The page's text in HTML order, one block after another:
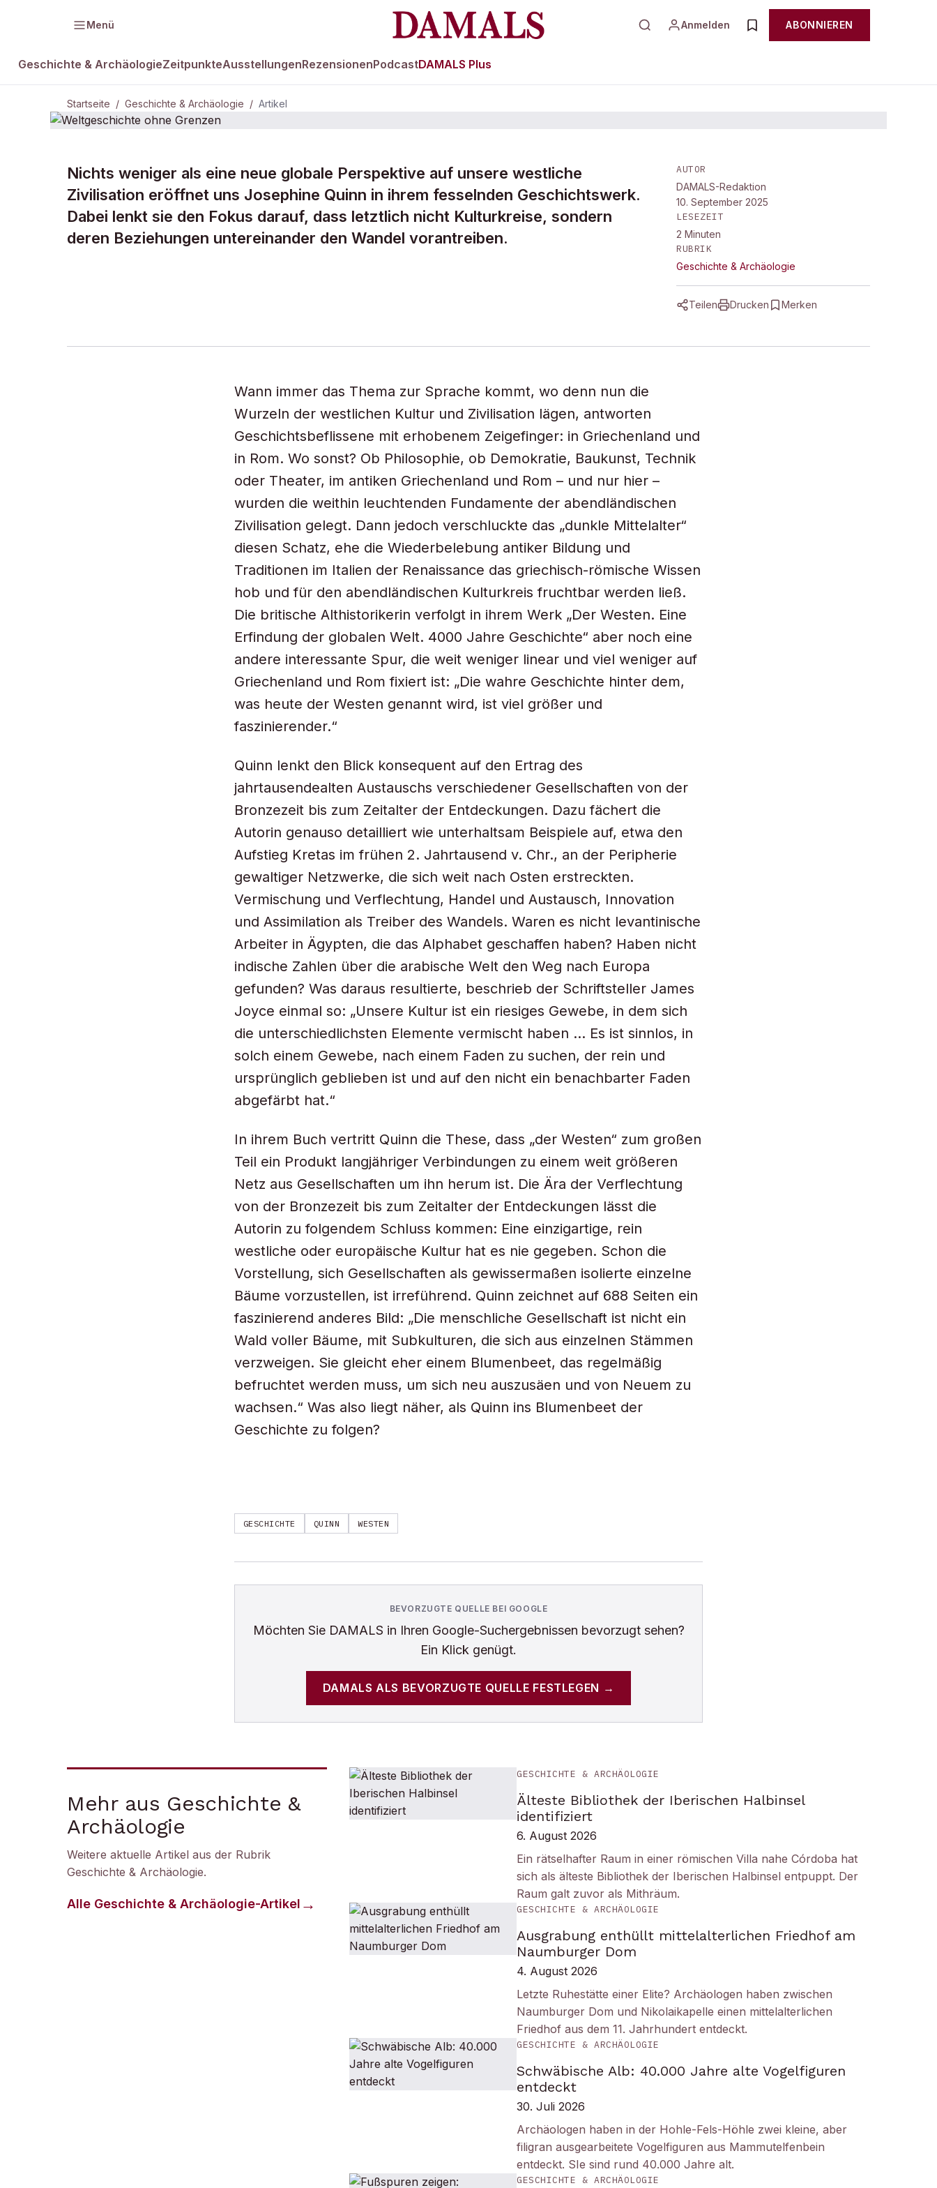
Menü Anmelden ABONNIEREN
Geschichte & ArchäologieZeitpunkteAusstellungenRezensionenPodcastDAMALS Plus
Startseite / Geschichte & Archäologie / Artikel
GESCHICHTE & ARCHÄOLOGIE
Weltgeschichte ohne
Grenzen
Nichts weniger als eine neue globale Perspektive auf unsere westliche
Zivilisation eröffnet uns Josephine Quinn in ihrem fesselnden Geschichtswerk.
Dabei lenkt sie den Fokus darauf, dass letztlich nicht Kulturkreise, sondern
deren Beziehungen untereinander den Wandel vorantreiben.
AUTOR
DAMALS-Redaktion
10. September 2025
LESEZEIT
2 Minuten
RUBRIK
Geschichte & Archäologie
Teilen Drucken Merken
Wann immer das Thema zur Sprache kommt, wo denn nun die
Wurzeln der westlichen Kultur und Zivilisation lägen, antworten
Geschichtsbeflissene mit erhobenem Zeigefinger: in Griechenland und
in Rom. Wo sonst? Ob Philosophie, ob Demokratie, Baukunst, Technik
oder Theater, im antiken Griechenland und Rom – und nur hier –
wurden die weithin leuchtenden Fundamente der abendländischen
Zivilisation gelegt. Dann jedoch verschluckte das „dunkle Mittelalter“
diesen Schatz, ehe die Wiederbelebung antiker Bildung und
Traditionen im Italien der Renaissance das griechisch-römische Wissen
hob und für den abendländischen Kulturkreis fruchtbar werden ließ.
Die britische Althistorikerin verfolgt in ihrem Werk „Der Westen. Eine
Erfindung der globalen Welt. 4000 Jahre Geschichte“ aber noch eine
andere interessante Spur, die weit weniger linear und viel weniger auf
Griechenland und Rom fixiert ist: „Die wahre Geschichte hinter dem,
was heute der Westen genannt wird, ist viel größer und
faszinierender.“
Quinn lenkt den Blick konsequent auf den Ertrag des
jahrtausendealten Austauschs verschiedener Gesellschaften von der
Bronzezeit bis zum Zeitalter der Entdeckungen. Dazu fächert die
Autorin genauso detailliert wie unterhaltsam Beispiele auf, etwa den
Aufstieg Kretas im frühen 2. Jahrtausend v. Chr., an der Peripherie
gewaltiger Netzwerke, die sich weit nach Osten erstreckten.
Vermischung und Verflechtung, Handel und Austausch, Innovation
und Assimilation als Treiber des Wandels. Waren es nicht levantinische
Arbeiter in Ägypten, die das Alphabet geschaffen haben? Haben nicht
indische Zahlen über die arabische Welt den Weg nach Europa
gefunden? Was daraus resultierte, beschrieb der Schriftsteller James
Joyce einmal so: „Unsere Kultur ist ein riesiges Gewebe, in dem sich
die unterschiedlichsten Elemente vermischt haben … Es ist sinnlos, in
solch einem Gewebe, nach einem Faden zu suchen, der rein und
ursprünglich geblieben ist und auf den nicht ein benachbarter Faden
abgefärbt hat.“
In ihrem Buch vertritt Quinn die These, dass „der Westen“ zum großen
Teil ein Produkt langjähriger Verbindungen zu einem weit größeren
Netz aus Gesellschaften um ihn herum ist. Die Ära der Verflechtung
von der Bronzezeit bis zum Zeitalter der Entdeckungen lässt die
Autorin zu folgendem Schluss kommen: Eine einzigartige, rein
westliche oder europäische Kultur hat es nie gegeben. Schon die
Vorstellung, sich Gesellschaften als gewissermaßen isolierte einzelne
Bäume vorzustellen, ist irreführend. Quinn zeichnet auf 688 Seiten ein
faszinierend anderes Bild: „Die menschliche Gesellschaft ist nicht ein
Wald voller Bäume, mit Subkulturen, die sich aus einzelnen Stämmen
verzweigen. Sie gleicht eher einem Blumenbeet, das regelmäßig
befruchtet werden muss, um sich neu auszusäen und von Neuem zu
wachsen.“ Was also liegt näher, als Quinn ins Blumenbeet der
Geschichte zu folgen?
GESCHICHTE QUINN WESTEN
BEVORZUGTE QUELLE BEI GOOGLE
Möchten Sie DAMALS in Ihren Google-Suchergebnissen bevorzugt sehen?
Ein Klick genügt.
DAMALS ALS BEVORZUGTE QUELLE FESTLEGEN →
Mehr aus Geschichte &
Archäologie
Weitere aktuelle Artikel aus der Rubrik
Geschichte & Archäologie.
Alle Geschichte & Archäologie-Artikel
GESCHICHTE & ARCHÄOLOGIE
Älteste Bibliothek der Iberischen Halbinsel
identifiziert
6. August 2026
Ein rätselhafter Raum in einer römischen Villa nahe Córdoba hat
sich als älteste Bibliothek der Iberischen Halbinsel entpuppt. Der
Raum galt zuvor als Mithräum.
GESCHICHTE & ARCHÄOLOGIE
Ausgrabung enthüllt mittelalterlichen Friedhof am
Naumburger Dom
4. August 2026
Letzte Ruhestätte einer Elite? Archäologen haben zwischen
Naumburger Dom und Nikolaikapelle einen mittelalterlichen
Friedhof aus dem 11. Jahrhundert entdeckt.
GESCHICHTE & ARCHÄOLOGIE
Schwäbische Alb: 40.000 Jahre alte Vogelfiguren
entdeckt
30. Juli 2026
Archäologen haben in der Hohle-Fels-Höhle zwei kleine, aber
filigran ausgearbeitete Vogelfiguren aus Mammutelfenbein
entdeckt. SIe sind rund 40.000 Jahre alt.
GESCHICHTE & ARCHÄOLOGIE